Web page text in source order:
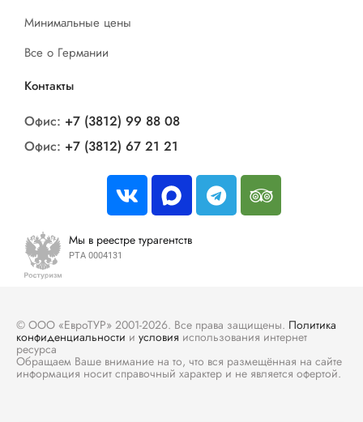
Минимальные цены
Все о Германии
Контакты
Офис: +7 (3812) 99 88 08
Офис: +7 (3812) 67 21 21
Мы в реестре турагентств
РТА 0004131
© ООО «ЕвроТУР» 2001-2026. Все права защищены. Политика
конфиденциальности и условия использования интернет
ресурса
Обращаем Ваше внимание на то, что вся размещённая на сайте
информация носит справочный характер и не является офертой.